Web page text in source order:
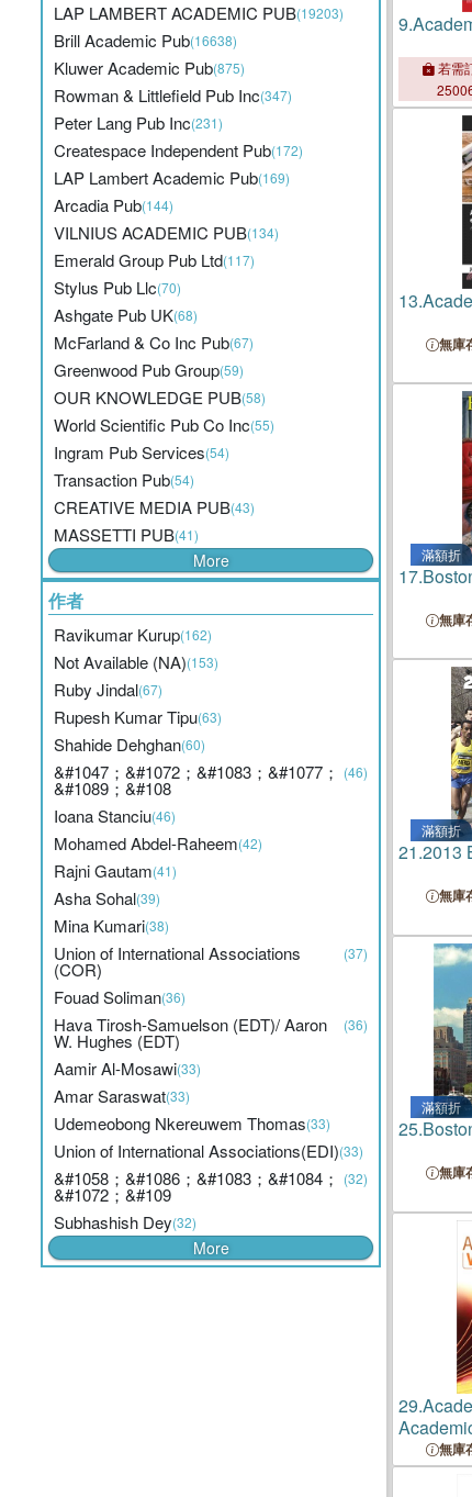
LAP LAMBERT ACADEMIC PUB(19203)
Brill Academic Pub(16638)
Kluwer Academic Pub(875)
Rowman & Littlefield Pub Inc(347)
Peter Lang Pub Inc(231)
Createspace Independent Pub(172)
LAP Lambert Academic Pub(169)
Arcadia Pub(144)
VILNIUS ACADEMIC PUB(134)
Emerald Group Pub Ltd(117)
Stylus Pub Llc(70)
Ashgate Pub UK(68)
McFarland & Co Inc Pub(67)
Greenwood Pub Group(59)
OUR KNOWLEDGE PUB(58)
World Scientific Pub Co Inc(55)
Ingram Pub Services(54)
Transaction Pub(54)
CREATIVE MEDIA PUB(43)
MASSETTI PUB(41)
More
作者
Ravikumar Kurup(162)
Not Available (NA)(153)
Ruby Jindal(67)
Rupesh Kumar Tipu(63)
Shahide Dehghan(60)
&#1047；&#1072；&#1083；&#1077；
&#1089；&#108
(46)
Ioana Stanciu(46)
Mohamed Abdel-Raheem(42)
Rajni Gautam(41)
Asha Sohal(39)
Mina Kumari(38)
Union of International Associations
(COR)
(37)
Fouad Soliman(36)
Hava Tirosh-Samuelson (EDT)/ Aaron
W. Hughes (EDT)
(36)
Aamir Al-Mosawi(33)
Amar Saraswat(33)
Udemeobong Nkereuwem Thomas(33)
Union of International Associations(EDI)(33)
&#1058；&#1086；&#1083；&#1084；
&#1072；&#109
(32)
Subhashish Dey(32)
More
9.
若需
13.
無庫
滿額折
17.
無庫
滿額折
21.2013
無庫
滿額折
25.
無庫
29.
無庫